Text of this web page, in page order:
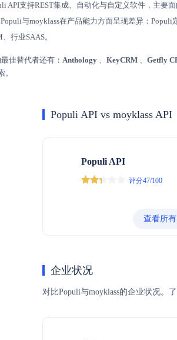
API支持REST集成、自动化与自定义软件，主要
与moyklass在产品能力方面呈现差异：
行业SAAS。
佳替代者还有： Anthology 、 KeyCRM 、 Getfly
Populi API vs moyklass API
Populi API
评分47/100
查看所
企业状况
对比Populi与moyklass的企业状况。